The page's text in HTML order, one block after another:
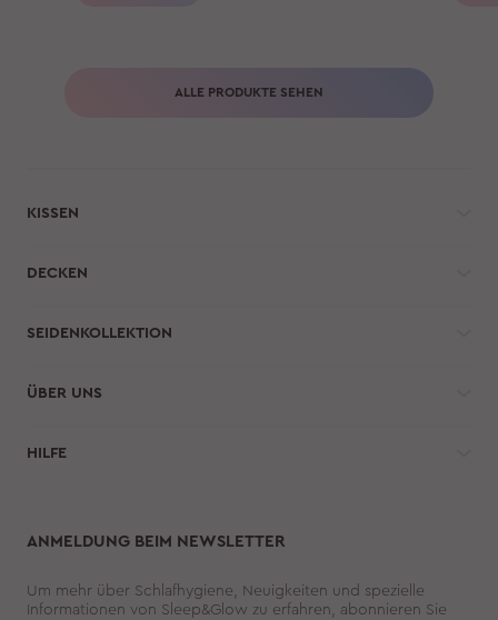
ALLE PRODUKTE SEHEN
KISSEN
DECKEN
SEIDENKOLLEKTION
ÜBER UNS
HILFE
ANMELDUNG BEIM NEWSLETTER
Um mehr über Schlafhygiene, Neuigkeiten und spezielle
Informationen von Sleep&Glow zu erfahren, abonnieren Sie